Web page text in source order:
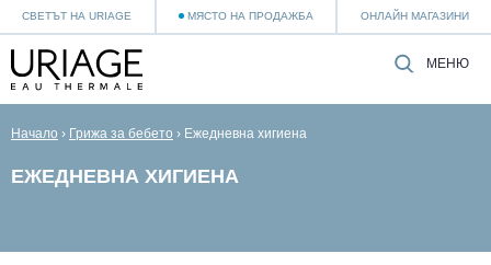
СВЕТЪТ НА URIAGE МЯСТО НА ПРОДАЖБА ОНЛАЙН МАГАЗИНИ
МЕНЮ
Начало › Грижа за бебето › Ежедневна хигиена
ЕЖЕДНЕВНА ХИГИЕНА